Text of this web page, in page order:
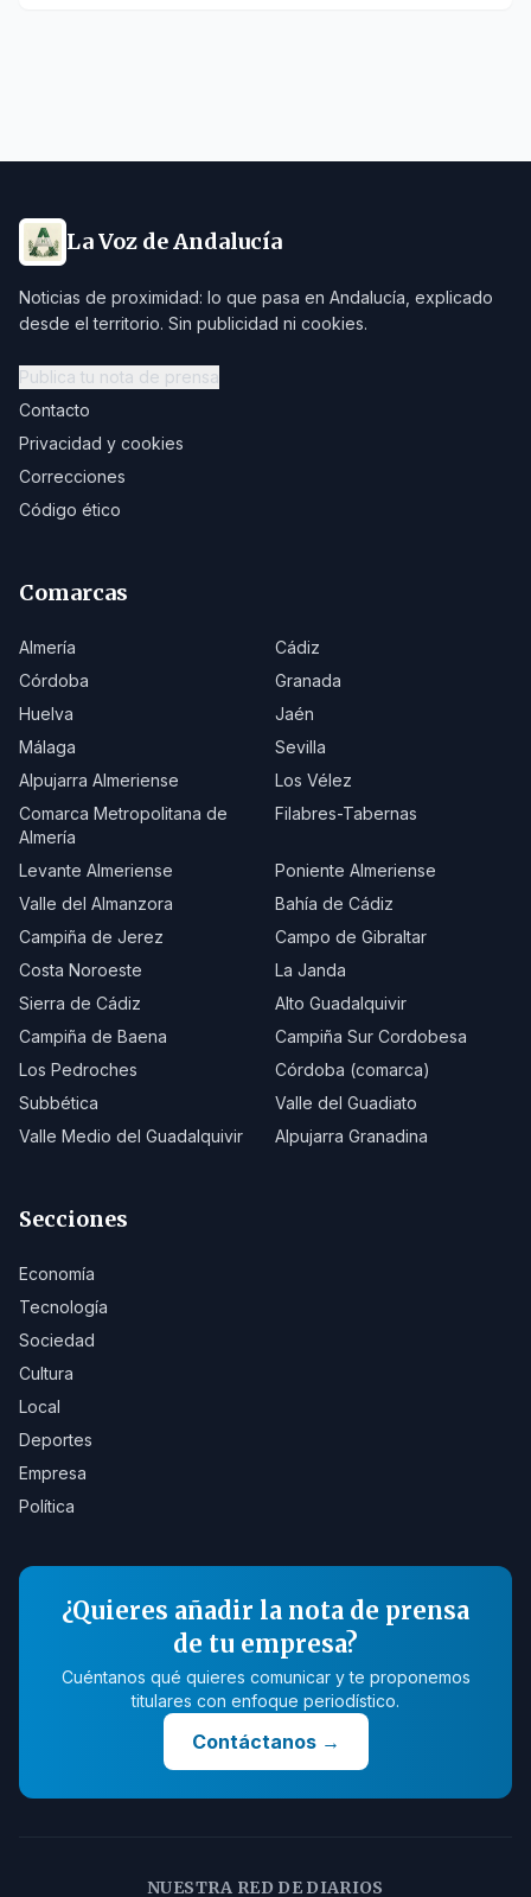
La Voz de Andalucía
Noticias de proximidad: lo que pasa en Andalucía, explicado
desde el territorio. Sin publicidad ni cookies.
Publica tu nota de prensa
Contacto
Privacidad y cookies
Correcciones
Código ético
Comarcas
Almería
Cádiz
Córdoba
Granada
Huelva
Jaén
Málaga
Sevilla
Alpujarra Almeriense
Los Vélez
Comarca Metropolitana de
Almería
Filabres-Tabernas
Levante Almeriense
Poniente Almeriense
Valle del Almanzora
Bahía de Cádiz
Campiña de Jerez
Campo de Gibraltar
Costa Noroeste
La Janda
Sierra de Cádiz
Alto Guadalquivir
Campiña de Baena
Campiña Sur Cordobesa
Los Pedroches
Córdoba (comarca)
Subbética
Valle del Guadiato
Valle Medio del Guadalquivir
Alpujarra Granadina
Secciones
Economía
Tecnología
Sociedad
Cultura
Local
Deportes
Empresa
Política
¿Quieres añadir la nota de prensa
de tu empresa?
Cuéntanos qué quieres comunicar y te proponemos
titulares con enfoque periodístico.
Contáctanos→
NUESTRA RED DE DIARIOS